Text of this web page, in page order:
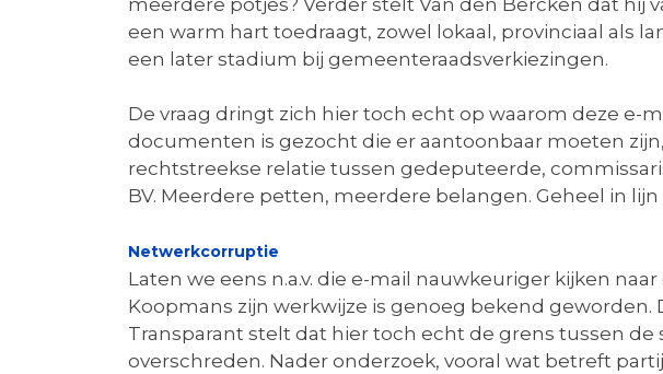
een warm hart toedraagt, zowel lokaal, provinciaal als
een later stadium bij gemeenteraadsverkiezingen.
De vraag dringt zich hier toch echt op waarom deze e-
documenten is gezocht die er aantoonbaar moeten
rechtstreekse relatie tussen gedeputeerde,
BV. Meerdere petten, meerdere belangen. Geheel in
Netwerkcorruptie
Laten we eens n.a.v. die e-mail nauwkeuriger kijken
Koopmans zijn werkwijze is genoeg bekend
Transparant stelt dat hier toch echt de grens tussen
overschreden. Nader onderzoek, vooral wat betreft